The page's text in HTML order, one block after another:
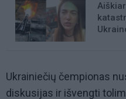
Ukrainiečių čempionas
diskusijas ir išvengti